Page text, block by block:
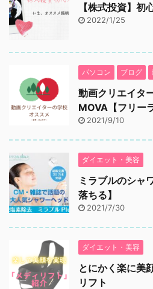
【株式投資】初
2022/1/25
パソコン ブログ
動画クリエイタ
MOVA【フリー
2021/9/10
ダイエット・美容
ミラブルのシャ
落ちる】
2021/7/30
ダイエット・美容
とにかく楽に美
リフト